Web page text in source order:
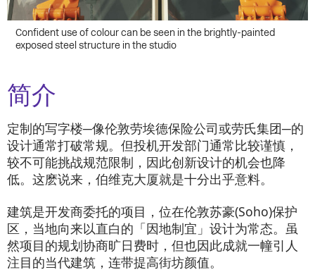
简介
定制的写字楼─像伦敦劳埃德保险公司或劳氏集团─的
设计通常打破常规。但投机开发部门通常比较谨慎，
较不可能挑战规范限制，因此创新设计的机会也降
低。这麽说来，伯维克大厦就是十分出乎意料。
建筑是开发商委托的项目，位在伦敦苏豪(Soho)保护
区，当地向来以直白的「因地制宜」设计为常态。虽
然项目的规划协商旷日费时，但也因此成就一幢引人
注目的当代建筑，连带提高街坊颜值。